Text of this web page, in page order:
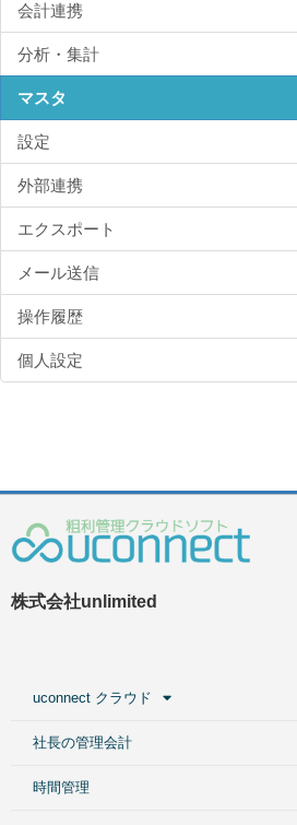
会計連携
分析・集計
マスタ
設定
外部連携
エクスポート
メール送信
操作履歴
個人設定
株式会社unlimited
uconnect クラウド
社長の管理会計
時間管理